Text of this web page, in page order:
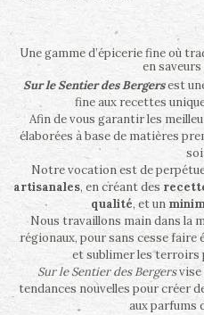
Une gamme d’épicerie fine où
en
Sur le Sentier des Bergersest
fine aux recettes
Afin de vous garantir les
élaborées à base de matières
Notre vocation est de
artisanales, en créant des
qualité, et un
Nous travaillons main dans la
régionaux, pour sans cesse
et sublimer les terroirs
Sur le Sentier des Bergersvise
tendances nouvelles pour créer
aux